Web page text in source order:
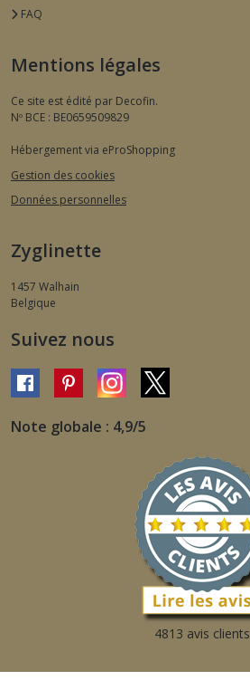
FAQ
Mentions légales
Ce site est édité par Decofin.
Nº BCE : BE0659509829
Hébergement via eProShopping
Gestion des cookies
Données personnelles
Zyglinette
1457 Walhain
Belgique
Suivez nous
Note globale : 4,9/5
4813 avis clients